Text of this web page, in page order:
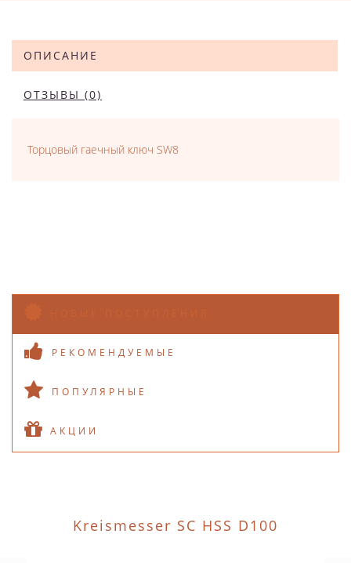
ОПИСАНИЕ
ОТЗЫВЫ (0)
Торцовый гаечный ключ SW8
РЕКОМЕНДУЕМЫЕ
ПОПУЛЯРНЫЕ
АКЦИИ
Kreismesser SC HSS D100